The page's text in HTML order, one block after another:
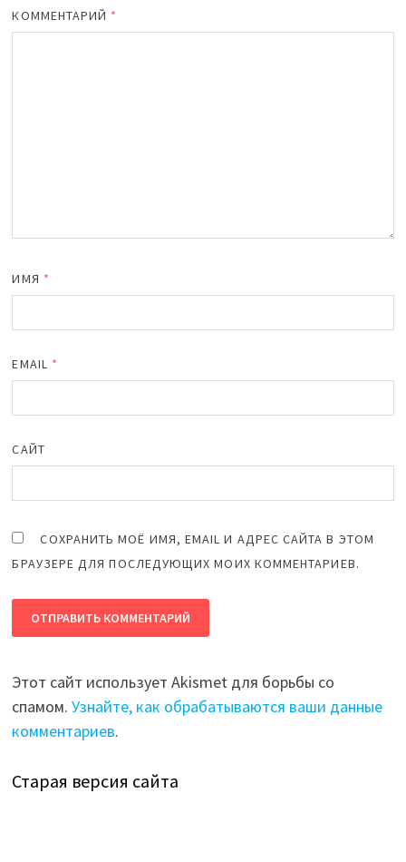
КОММЕНТАРИЙ *
ИМЯ *
EMAIL *
САЙТ
СОХРАНИТЬ МОЁ ИМЯ, EMAIL И АДРЕС САЙТА В ЭТОМ
БРАУЗЕРЕ ДЛЯ ПОСЛЕДУЮЩИХ МОИХ КОММЕНТАРИЕВ.
Этот сайт использует Akismet для борьбы со
спамом.Узнайте, как обрабатываются ваши данные
комментариев.
Старая версия сайта